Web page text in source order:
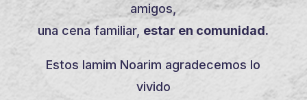
amigos,
una cena familiar, estar en comunidad.
Estos Iamim Noarim agradecemos lo
vivido